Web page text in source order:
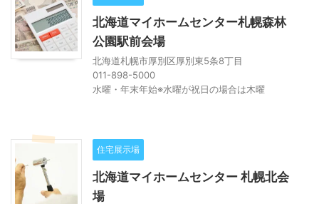
北海道マイホームセンター札幌森林
公園駅前会場
北海道札幌市厚別区厚別東5条8丁目
011-898-5000
水曜・年末年始※水曜が祝日の場合は木曜
住宅展示場
北海道マイホームセンター 札幌北会
場